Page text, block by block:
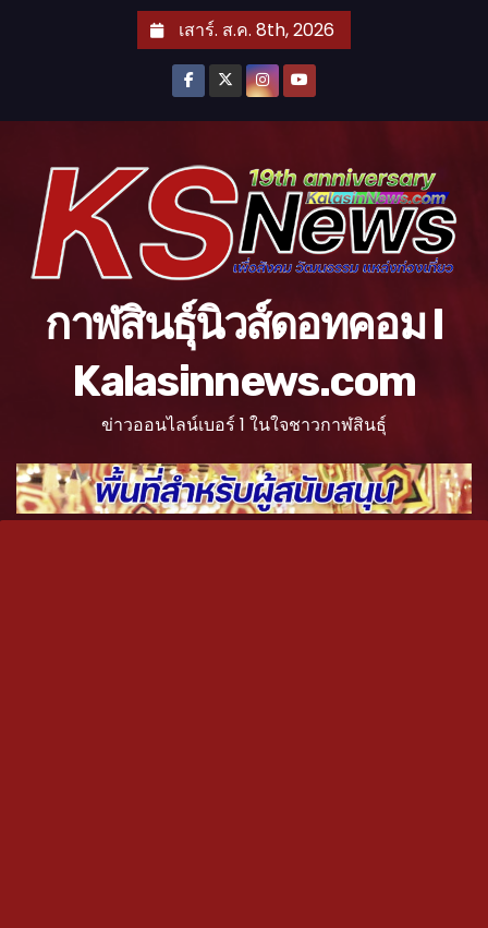
เสาร์. ส.ค. 8th, 2026
กาฬสินธุ์นิวส์ดอทคอม l
Kalasinnews.com
ข่าวออนไลน์เบอร์ 1 ในใจชาวกาฬสินธุ์